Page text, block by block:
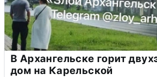
В Архангельске горит
дом на Карельской